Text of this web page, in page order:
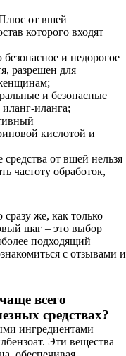
от вшей
которого входят
и недорогое
разрешен для
и безопасные
иланга;
кислотой и
от вшей нельзя
частоту обработок,
же, как только
шаг – это выбор
подходящий
с отзывами и
всего
средствах?
ингредиентами
Эти вещества